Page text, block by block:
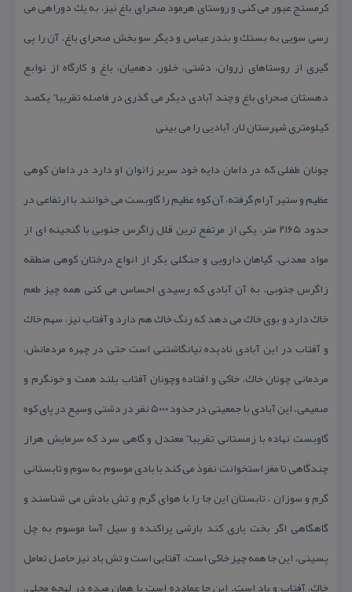
كرمستج عبور می كنی و روستای هرمود صحرای باغ نیز، به یك دوراهی می
رسی سویی به بستك و بندر عباس و دیگر سو بخش صحرای باغ. آن را پی
گیری از روستاهای زروان، دشتی، خلور، دهمیان، باغ و كارگاه از توابع
دهستان صحرای باغ و چند آبادی دیگر می گذری در فاصله تقریبا” یكصد
كیلومتری شهرستان لار، آبادیی را می بینی
چونان طفلی كه در دامان دایه خود سربر زانوان او دارد در دامان كوهی
عظیم و ستبر آرام گرفته، آن كوه عظیم را گاوبست می خوانند با ارتفاعی در
حدود ۲۱۶۵ متر، یكی از مرتفع ترین قلل زاگرس جنوبی با گنجینه ای از
مواد معدنی، گیاهان دارویی و جنگلی بكر از انواع درختان كوهی منطقه
زاگرس جنوبی. به آن آبادی كه رسیدی احساس می كنی همه چیز طعم
خاك دارد و بوی خاك می دهد كه رنگ خاك هم دارد و آفتاب نیز، سهم خاك
و آفتاب در این آبادی نادیده نیانگاشتنی است حتی در چهره مردمانش،
مردمانی چونان خاك، خاكی و افتاده وچونان آفتاب بلند همت و خونگرم و
صمیمی. این آبادی با جمعیتی در حدود ۵۰۰۰ نفر در دشتی وسیع در پای كوه
گاوبست نهاده با زمستانی تقریبا” معتدل و گاهی سرد كه سرمایش هراز
چندگاهی تا مغز استخوانت نفوذ می كند با بادی موسوم به سوم و تابستانی
گرم و سوزان ، تابستان این جا را با هوای گرم و تش بادش می شناسند و
گاهگاهی اگر بخت یاری كند بارشی پراكنده و سیل آسا موسوم به چل
پسینی. این جا همه چیز خاكی است، آفتابی است و تش باد نیز حاصل تعامل
خاك، آفتاب و باد است. این جا عمادده است یا همان میده در لهجه محلی،